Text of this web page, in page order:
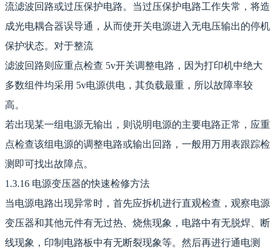
流滤波回路或过压保护电路。当过压保护电路工作失常，将造
成光电耦合器误导通，从而使开关电源进入无电压输出的停机
保护状态。对于整流
滤波回路则应重点检查 5v开关调整电路，因为打印机中绝大
多数组件均采用 5v电源供电，其负载最重，所以故障率较
高。
若出现某一组电源无输出，则说明电源的主要电路正常，应重
点检查该组电源的调整电路或输出回路，一般用万用表跟踪检
测即可找出故障点。
1.3.16 电源变压器的快速检修方法
当电源电路出现异常时，首先应拆机进行直观检查，观察电源
变压器和其他元件有无过热、烧焦现象，电路中有无脱焊、断
线现象，印制电路板中有无断裂现象等。然后再进行通电测